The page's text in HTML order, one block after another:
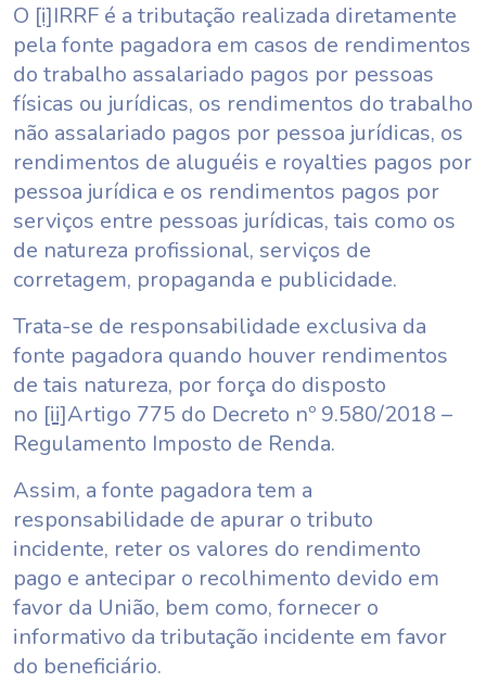
O [i]IRRF é a tributação realizada diretamente
pela fonte pagadora em casos de rendimentos
do trabalho assalariado pagos por pessoas
físicas ou jurídicas, os rendimentos do trabalho
não assalariado pagos por pessoa jurídicas, os
rendimentos de aluguéis e royalties pagos por
pessoa jurídica e os rendimentos pagos por
serviços entre pessoas jurídicas, tais como os
de natureza profissional, serviços de
corretagem, propaganda e publicidade.
Trata-se de responsabilidade exclusiva da
fonte pagadora quando houver rendimentos
de tais natureza, por força do disposto
no [ii]Artigo 775 do Decreto nº 9.580/2018 –
Regulamento Imposto de Renda.
Assim, a fonte pagadora tem a
responsabilidade de apurar o tributo
incidente, reter os valores do rendimento
pago e antecipar o recolhimento devido em
favor da União, bem como, fornecer o
informativo da tributação incidente em favor
do beneficiário.